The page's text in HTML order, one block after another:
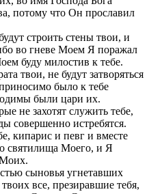
потому что Он прославил
строить стены твои, и
во гневе Моем Я поражал
буду милостив к тебе.
твои, не будут затворяться
было к тебе
были цари их.
не захотят служить тебе,
совершенно истребятся.
кипарис и певг и вместе
святилища Моего, и Я
сыновья угнетавших
все, презиравшие тебя,